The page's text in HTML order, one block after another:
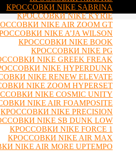
КРОССОВКИ NIKE SABRINA
КРОССОВКИ NIKE KYRIE
NIKE AIR ZOOM GT
NIKE A’JA WILSON
КРОССОВКИ NIKE BOOK
КРОССОВКИ NIKE PG
NIKE GREEK FREAK
NIKE HYPERDUNK
NIKE RENEW ELEVATE
NIKE ZOOM HYPERSET
NIKE COSMIC UNITY
NIKE AIR FOAMPOSITE
КРОССОВКИ NIKE PRECISION
NIKE SB DUNK LOW
КРОССОВКИ NIKE FORCE 1
КРОССОВКИ NIKE AIR MAX
NIKE AIR MORE UPTEMPO